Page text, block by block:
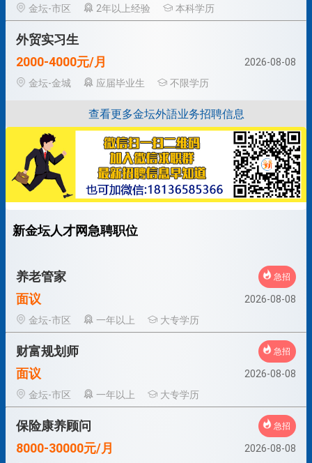
金坛-市区
2年以上经验 本科学历
外贸实习生
2000-4000元/月
2026-08-08
金坛-金城
应届毕业生 不限学历
查看更多金坛外語业务招聘信息
新金坛人才网急聘职位
养老管家 急招
面议
2026-08-08
金坛-市区
一年以上 大专学历
财富规划师 急招
面议
2026-08-08
金坛-市区
一年以上 大专学历
保险康养顾问 急招
8000-30000元/月
2026-08-08